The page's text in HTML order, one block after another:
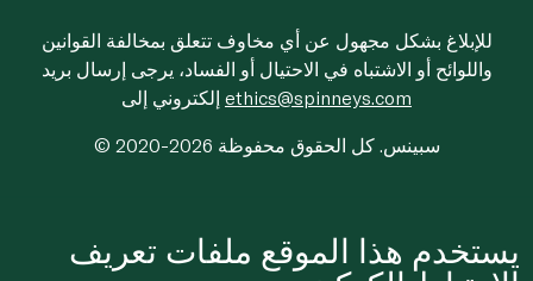
للإبلاغ بشكل مجهول عن أي مخاوف تتعلق بمخالفة القوانين
واللوائح أو الاشتباه في الاحتيال أو الفساد، يرجى إرسال بريد
ethics@spinneys.com
© 2020-2026 سبينس. كل الحقوق محفوظة
يستخدم هذا الموقع ملفات تعريف